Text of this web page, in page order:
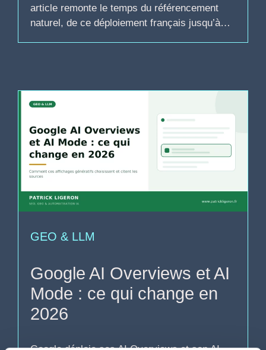
article remonte le temps du référencement
naturel, de ce déploiement français jusqu’à…
GEO & LLM
Google AI Overviews et AI
Mode : ce qui change en
2026